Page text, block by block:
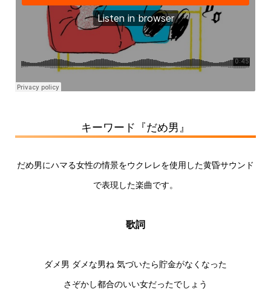
キーワード『だめ男』
だめ男にハマる女性の情景をウクレレを使用した黄昏サウンド
で表現した楽曲です。
歌詞
ダメ男 ダメな男ね 気づいたら貯金がなくなった
さぞかし都合のいい女だったでしょう